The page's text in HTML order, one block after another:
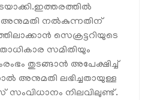
അനുമതി നല്‍കുന്നതിന്
സെക്രട്ടറിയുടെ
സമിതിയും
തുടങ്ങാന്‍ അപേക്ഷിച്ച്
അനുമതി ലഭിച്ചതായുള്ള
നിലവിലുണ്ട്.